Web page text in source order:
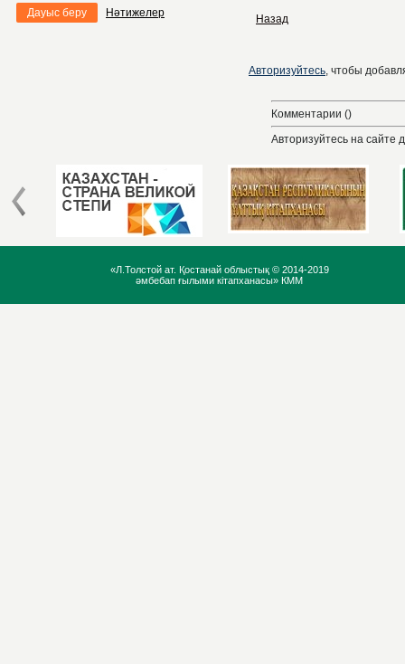
Дауыс беру Нәтижелер Назад
Авторизуйтесь, чтобы
Комментарии ()
Авторизуйтесь на сайте
«Л.Толстой ат. Қостанай облыстық © 2014-2019
әмбебап ғылыми кітапханасы» КММ